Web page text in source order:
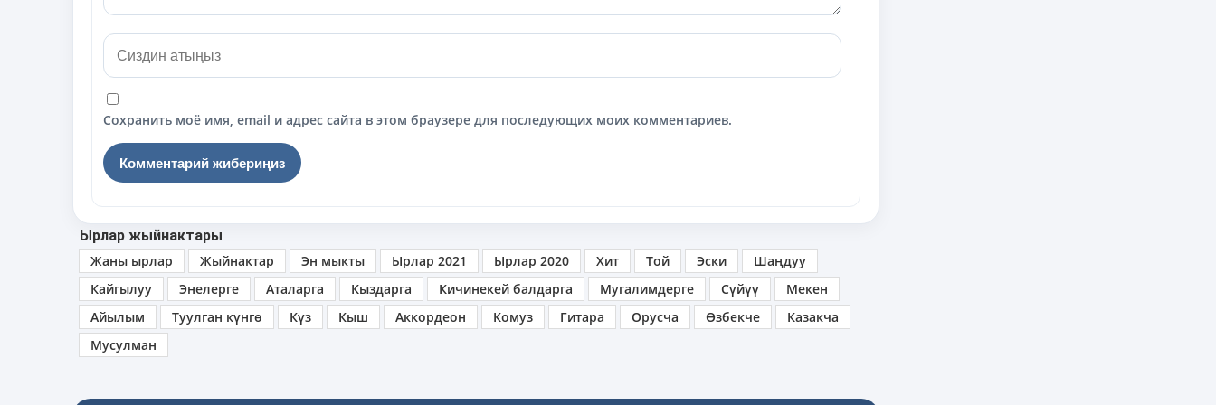
Сохранить моё имя, email и адрес сайта в этом браузере для последующих моих комментариев.
Ырлар жыйнактары
Жаны ырлар
Жыйнактар Эн мыкты Ырлар 2021 Ырлар 2020 Хит Той Эски
Шаңдуу
Кайгылуу
Энелерге Аталарга Кыздарга Кичинекей балдарга Мугалимдерге Сүйүү
Мекен
Айылым
Туулган күнгө Күз Кыш Аккордеон Комуз Гитара Орусча Өзбекче
Казакча
Мусулман